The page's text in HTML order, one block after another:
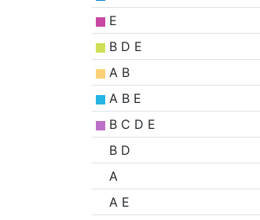
E
B D E
A B
A B E
B C D E
B D
A
A E